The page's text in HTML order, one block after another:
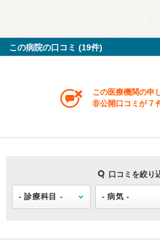
この病院の口コミ (19件)
この医療機関の申
非公開口コミが 7
口コミを絞り